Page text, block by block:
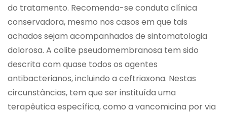
do tratamento. Recomenda-se conduta clínica
conservadora, mesmo nos casos em que tais
achados sejam acompanhados de sintomatologia
dolorosa. A colite pseudomembranosa tem sido
descrita com quase todos os agentes
antibacterianos, incluindo a ceftriaxona. Nestas
circunstâncias, tem que ser instituída uma
terapêutica específica, como a vancomicina por via